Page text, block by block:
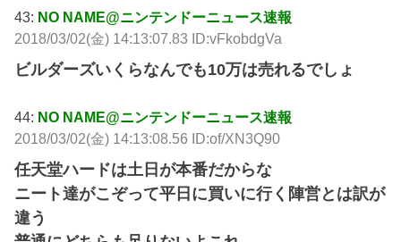
43: NO NAME@ニンテンドーニュース速報
2018/03/02(金) 14:13:07.83 ID:vFkobdgVa
ビルダーズいくらなんでも10万は売れるでしょ
44: NO NAME@ニンテンドーニュース速報
2018/03/02(金) 14:13:08.56 ID:of/XN3Q90
任天堂ハードは土日が本番だからな
ニート達がこぞって平日に買いに行く陣営とは訳が
違う